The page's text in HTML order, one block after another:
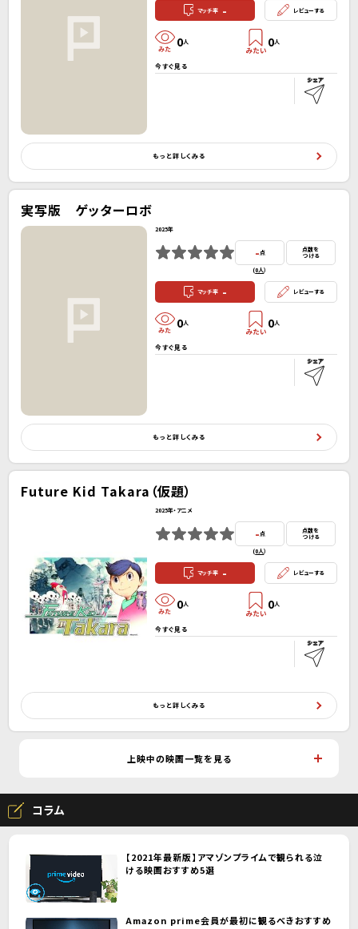
マッチ率 - レビューする
0人 0人
今すぐ見る
もっと詳しくみる
実写版 ゲッターロボ
2025年
-点
(0人）
点数を
つける
マッチ率 - レビューする
0人 0人
今すぐ見る
もっと詳しくみる
Future Kid Takara（仮題）
2025年・アニメ
-点
(0人）
点数を
つける
マッチ率 - レビューする
0人 0人
今すぐ見る
もっと詳しくみる
上映中の映画一覧を見る
コラム
【2021年最新版】アマゾンプライムで観られる泣
ける映画おすすめ5選
Amazon prime会員が最初に観るべきおすすめ